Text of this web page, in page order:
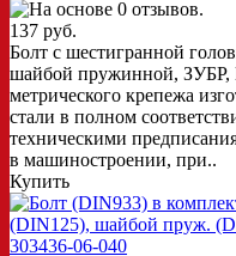
137 руб.
Болт с шестигранной
шайбой пружинной,
метрического крепежа
стали в полном
техническими
в машиностроении, при..
Купить